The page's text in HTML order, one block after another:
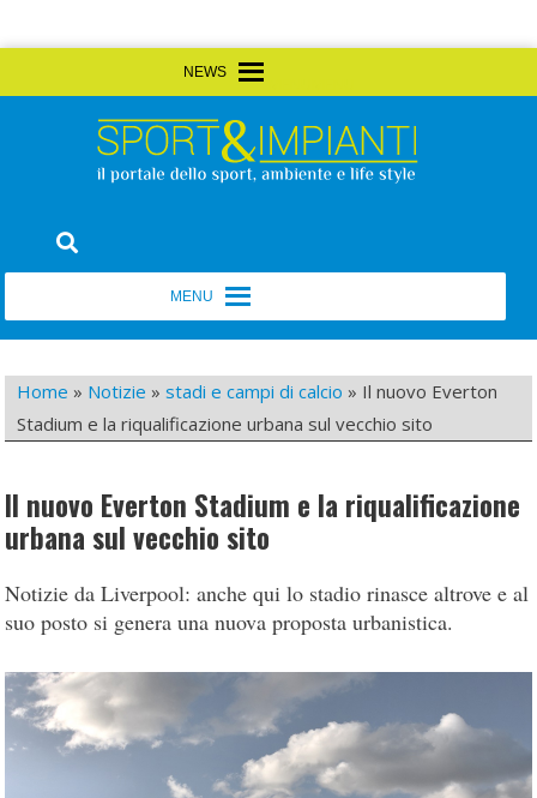
to
Sport&Impianti
Home » Notizie »stadi e campi di calcio » Il nuovo Everton
Stadium e la riqualificazione urbana sul vecchio sito
Il nuovo Everton Stadium e la riqualificazione
urbana sul vecchio sito
Notizie da Liverpool: anche qui lo stadio rinasce altrove e al
suo posto si genera una nuova proposta urbanistica.